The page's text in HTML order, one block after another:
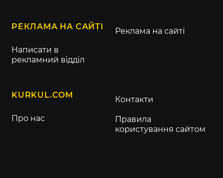
РЕКЛАМА НА САЙТІ
Написати в
рекламний відділ
Реклама на сайті
KURKUL.COM
Про нас
Контакти
Правила
користування сайтом